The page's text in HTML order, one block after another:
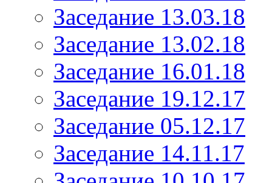
Заседание 13.03.18
Заседание 13.02.18
Заседание 16.01.18
Заседание 19.12.17
Заседание 05.12.17
Заседание 14.11.17